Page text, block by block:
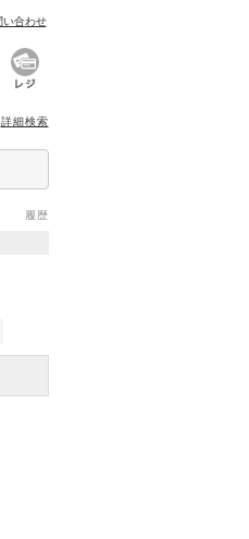
い合わせ
詳細検索
履歴